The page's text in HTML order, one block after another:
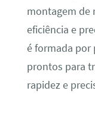
montagem de
eficiência e
é formada por
prontos para
rapidez e